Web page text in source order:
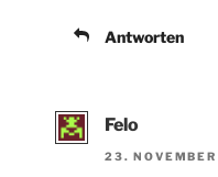
Antworten
Felo
23.